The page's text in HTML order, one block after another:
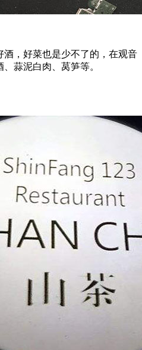
，好菜也是少不了的，在观音
蒜泥白肉、莴笋等。